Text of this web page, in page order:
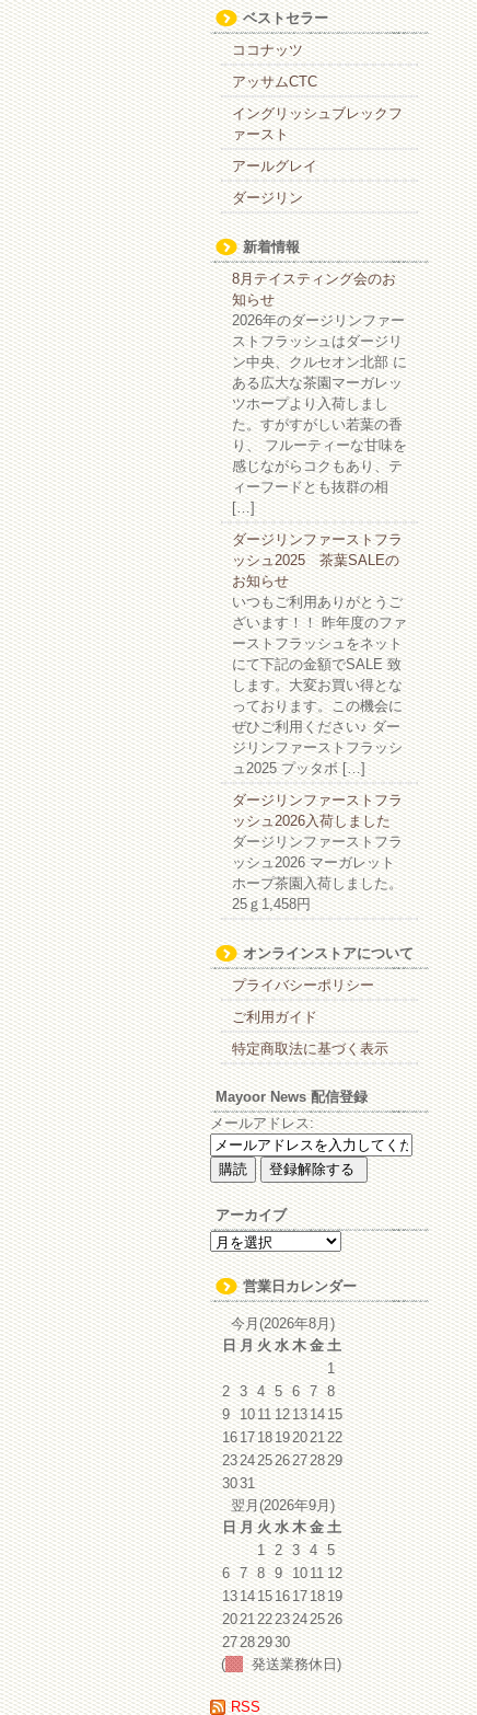
ベストセラー
ココナッツ
アッサムCTC
イングリッシュブレックフ
ァースト
アールグレイ
ダージリン
新着情報
8月テイスティング会のお
知らせ
2026年のダージリンファー
ストフラッシュはダージリ
ン中央、クルセオン北部 に
ある広大な茶園マーガレッ
ツホープより入荷しまし
た。すがすがしい若葉の香
り、 フルーティーな甘味を
感じながらコクもあり、テ
ィーフードとも抜群の相
[…]
ダージリンファーストフラ
ッシュ2025 茶葉SALEの
お知らせ
いつもご利用ありがとうご
ざいます！！ 昨年度のファ
ーストフラッシュをネット
にて下記の金額でSALE 致
します。大変お買い得とな
っております。この機会に
ぜひご利用ください♪ ダー
ジリンファーストフラッシ
ュ2025 プッタボ […]
ダージリンファーストフラ
ッシュ2026入荷しました
ダージリンファーストフラ
ッシュ2026 マーガレット
ホープ茶園入荷しました。
25ｇ1,458円
オンラインストアについて
プライバシーポリシー
ご利用ガイド
特定商取法に基づく表示
Mayoor News 配信登録
メールアドレス:
アーカイブ
ア
ー
カ
イ
ブ
営業日カレンダー
今月(2026年8月)
日 月 火 水 木 金 土
1
2 3 4 5 6 7 8
9
10 11 12 13 14 15
16 17 18 19202122
23242526272829
3031
翌月(2026年9月)
日 月 火 水 木 金 土
1 2 3 4 5
6 7 8 9 10 11 12
13 14 15 16 17 18 19
20212223242526
27282930
(
発送業務休日)
RSS